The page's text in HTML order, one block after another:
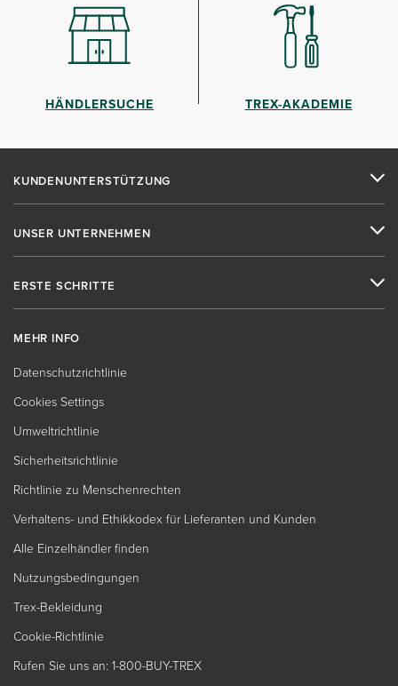
HÄNDLERSUCHE TREX-AKADEMIE
KUNDENUNTERSTÜTZUNG
UNSER UNTERNEHMEN
ERSTE SCHRITTE
MEHR INFO
Datenschutzrichtlinie
Cookies Settings
Umweltrichtlinie
Sicherheitsrichtlinie
Richtlinie zu Menschenrechten
Verhaltens- und Ethikkodex für Lieferanten und Kunden
Alle Einzelhändler finden
Nutzungsbedingungen
Trex-Bekleidung
Cookie-Richtlinie
Rufen Sie uns an: 1-800-BUY-TREX